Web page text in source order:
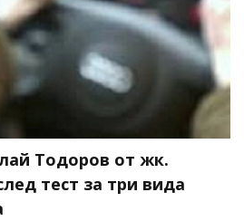
Тодоров от жк.
тест за три вида